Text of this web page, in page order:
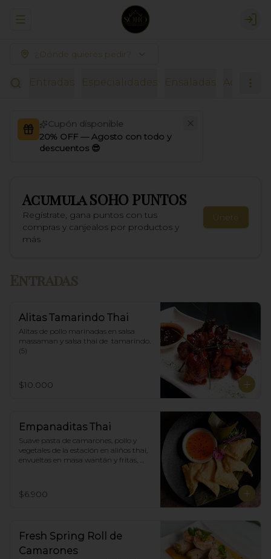
Abrir menu de navegación
¿Dónde quieres pedir?
Entradas Especialidades Ensaladas
Cupón disponible
20% OFF — Agosto con todo y
descuentos 😎
AcumulaSOHO PUNTOS
Regístrate, gana puntos con tus
compras y canjealos por productos y
más
Únete
Entradas
Alitas Tamarindo Thai
Alitas de pollo marinadas en salsa
massaman y salsa thai de  tamarindo.
(5)
$10.000
Empanaditas Thai
Suave pasta de camarones, pollo y
vegetales de la estación en aliños thai,
envueltas en masa wantán y fritas,
$6.900
Fresh Spring Roll de
Camarones